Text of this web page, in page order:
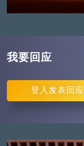
我要回应
登入 发表回应